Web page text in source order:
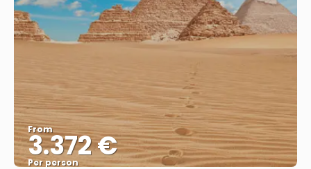
From
3.372 €
Per person